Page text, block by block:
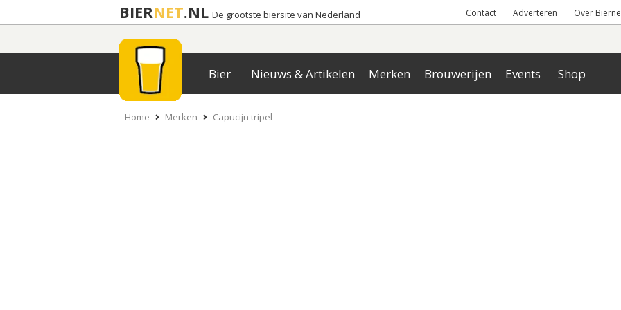
BIERNET.NL De grootste biersite van Nederland Contact Adverteren Over
Bier Nieuws & Artikelen Merken Brouwerijen Events Shop
Home Merken Capucijn tripel